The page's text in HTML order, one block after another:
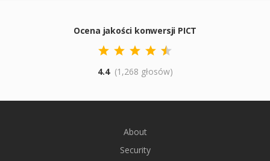
Ocena jakości konwersji PICT
4.4 (1,268 głosów)
About
Security